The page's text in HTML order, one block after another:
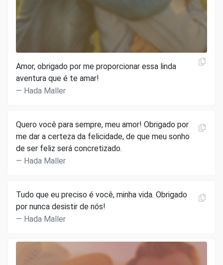
Amor, obrigado por me proporcionar essa linda
aventura que é te amar!
Hada Maller
Quero você para sempre, meu amor! Obrigado por
me dar a certeza da felicidade, de que meu sonho
de ser feliz será concretizado.
Hada Maller
Tudo que eu preciso é você, minha vida. Obrigado
por nunca desistir de nós!
Hada Maller